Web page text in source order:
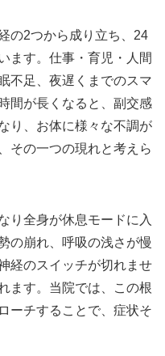
の2つから成り立ち、24
ます。仕事・育児・人間
不足、夜遅くまでのスマ
間が長くなると、副交感
り、お体に様々な不調が
その一つの現れと考えら
り全身が休息モードに入
の崩れ、呼吸の浅さが慢
経のスイッチが切れませ
ます。当院では、この根
ーチすることで、症状そ